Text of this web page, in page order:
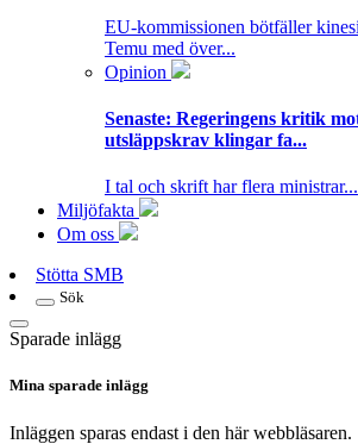
EU-kommissionen bötfäller
Temu med över...
Opinion
Senaste: Regeringens kritik
utsläppskrav klingar fa...
I tal och skrift har flera ministrar...
Miljöfakta
Om oss
Stötta SMB
Sök
Sparade inlägg
Mina sparade inlägg
Inläggen sparas endast i den här webbläsaren.